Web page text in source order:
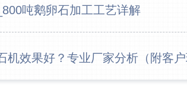
吨鹅卵石加工工艺详解
效果好？专业厂家分析（附客户